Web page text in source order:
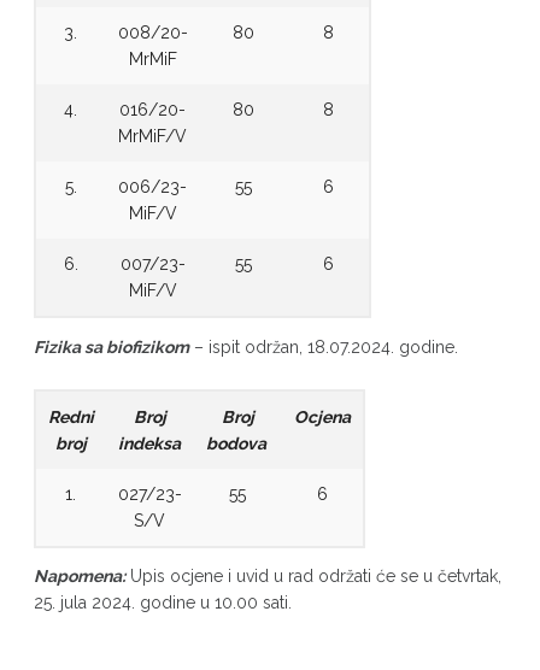
3.
008/20-
MrMiF
80 8
4.
016/20-
MrMiF/V
80 8
5.
006/23-
MiF/V
55 6
6.
007/23-
MiF/V
55 6
Fizika sa biofizikom– ispit održan, 18.07.2024. godine.
Redni
broj
Broj
indeksa
Broj
bodova
Ocjena
1.
027/23-
S/V
55 6
Napomena: Upis ocjene i uvid u rad održati će se u četvrtak,
25. jula 2024. godine u 10.00 sati.